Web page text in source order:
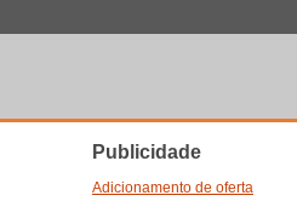
Publicidade
Adicionamento de oferta